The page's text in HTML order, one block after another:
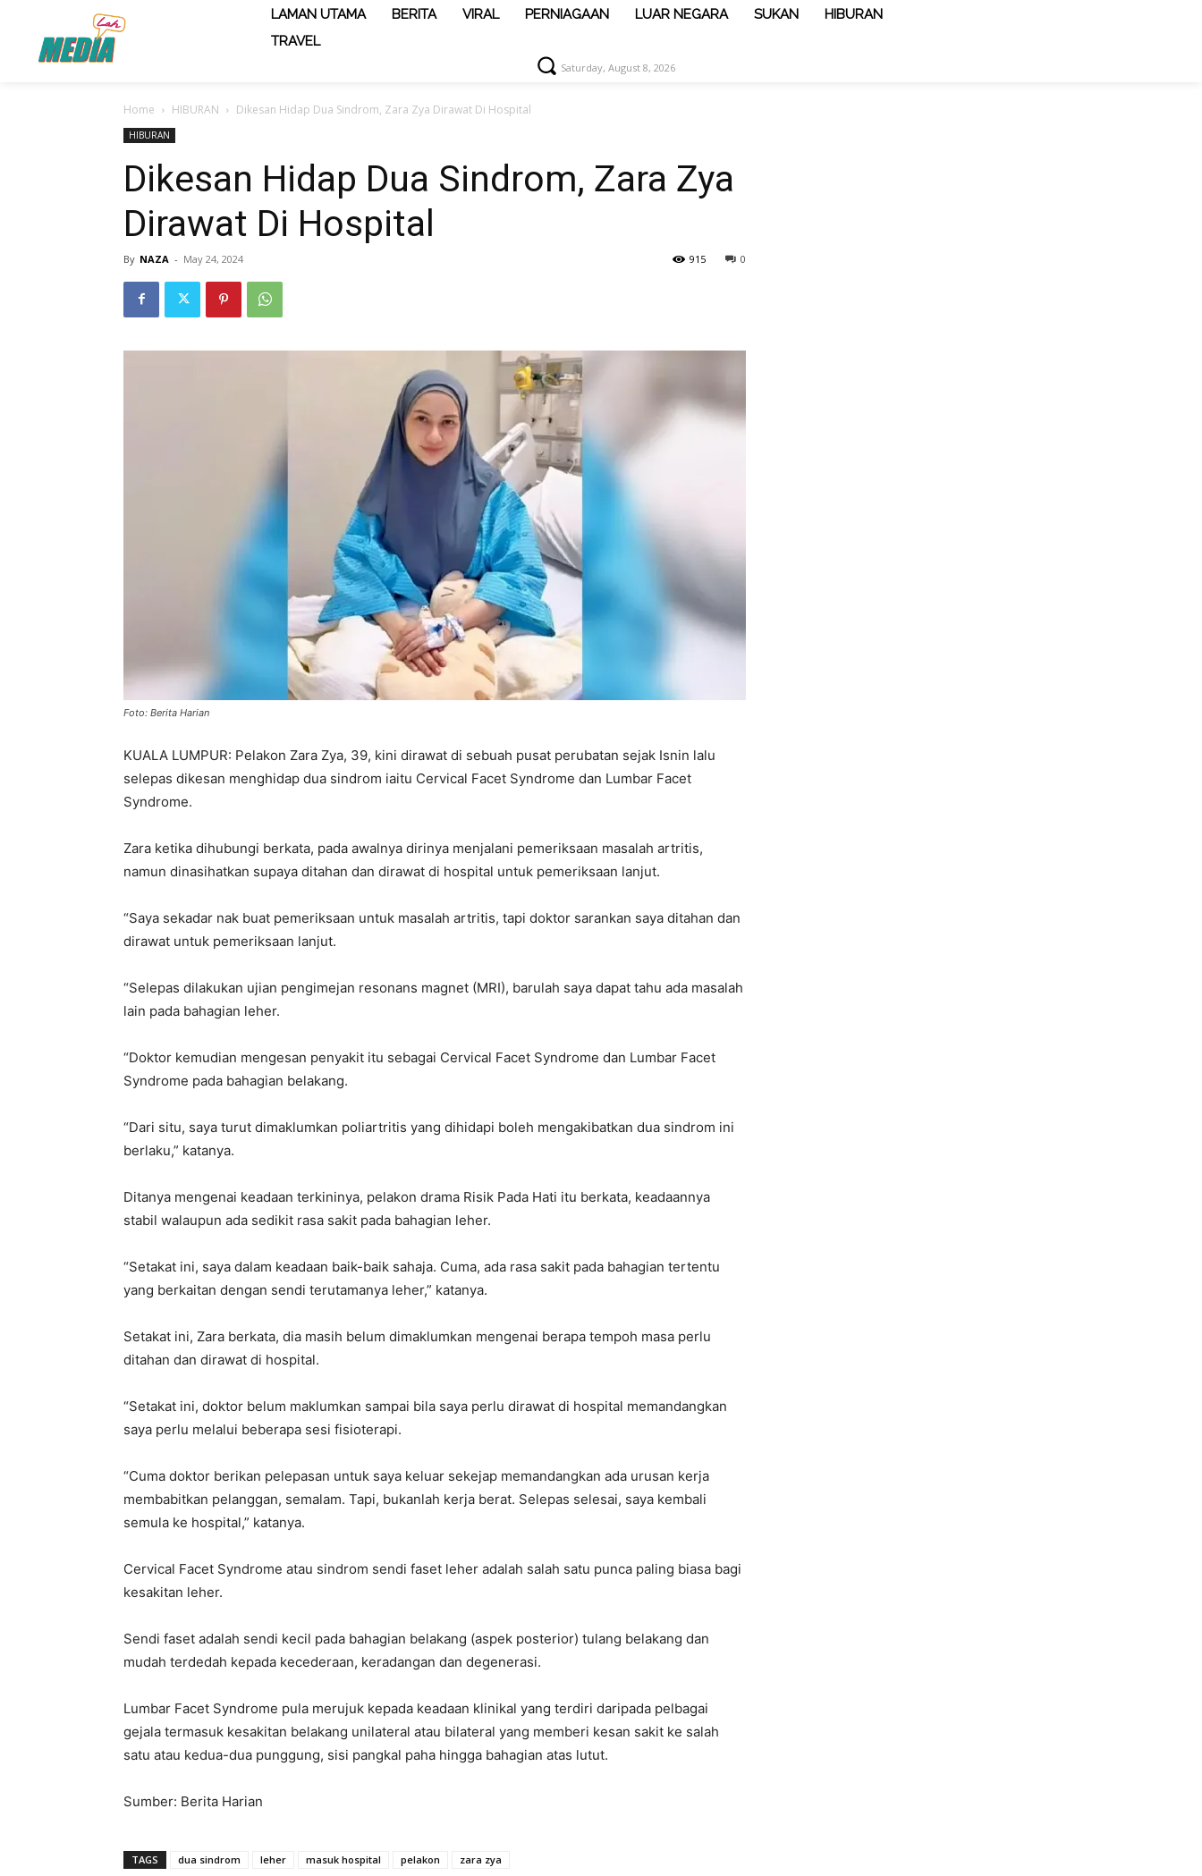
LAMAN UTAMA BERITA VIRAL PERNIAGAAN LUAR NEGARA SUKAN
HIBURAN
TRAVEL
Saturday, August 8, 2026
Home HIBURAN Dikesan Hidap Dua Sindrom, Zara Zya Dirawat Di Hospital
HIBURAN
Dikesan Hidap Dua Sindrom, Zara Zya
Dirawat Di Hospital
By NAZA - May 24, 2024 0
915
Foto: Berita Harian
KUALA LUMPUR: Pelakon Zara Zya, 39, kini dirawat di sebuah pusat perubatan sejak Isnin lalu
selepas dikesan menghidap dua sindrom iaitu Cervical Facet Syndrome dan Lumbar Facet
Syndrome.
Zara ketika dihubungi berkata, pada awalnya dirinya menjalani pemeriksaan masalah artritis,
namun dinasihatkan supaya ditahan dan dirawat di hospital untuk pemeriksaan lanjut.
“Saya sekadar nak buat pemeriksaan untuk masalah artritis, tapi doktor sarankan saya ditahan dan
dirawat untuk pemeriksaan lanjut.
“Selepas dilakukan ujian pengimejan resonans magnet (MRI), barulah saya dapat tahu ada masalah
lain pada bahagian leher.
“Doktor kemudian mengesan penyakit itu sebagai Cervical Facet Syndrome dan Lumbar Facet
Syndrome pada bahagian belakang.
“Dari situ, saya turut dimaklumkan poliartritis yang dihidapi boleh mengakibatkan dua sindrom ini
berlaku,” katanya.
Ditanya mengenai keadaan terkininya, pelakon drama Risik Pada Hati itu berkata, keadaannya
stabil walaupun ada sedikit rasa sakit pada bahagian leher.
“Setakat ini, saya dalam keadaan baik-baik sahaja. Cuma, ada rasa sakit pada bahagian tertentu
yang berkaitan dengan sendi terutamanya leher,” katanya.
Setakat ini, Zara berkata, dia masih belum dimaklumkan mengenai berapa tempoh masa perlu
ditahan dan dirawat di hospital.
“Setakat ini, doktor belum maklumkan sampai bila saya perlu dirawat di hospital memandangkan
saya perlu melalui beberapa sesi fisioterapi.
“Cuma doktor berikan pelepasan untuk saya keluar sekejap memandangkan ada urusan kerja
membabitkan pelanggan, semalam. Tapi, bukanlah kerja berat. Selepas selesai, saya kembali
semula ke hospital,” katanya.
Cervical Facet Syndrome atau sindrom sendi faset leher adalah salah satu punca paling biasa bagi
kesakitan leher.
Sendi faset adalah sendi kecil pada bahagian belakang (aspek posterior) tulang belakang dan
mudah terdedah kepada kecederaan, keradangan dan degenerasi.
Lumbar Facet Syndrome pula merujuk kepada keadaan klinikal yang terdiri daripada pelbagai
gejala termasuk kesakitan belakang unilateral atau bilateral yang memberi kesan sakit ke salah
satu atau kedua-dua punggung, sisi pangkal paha hingga bahagian atas lutut.
Sumber: Berita Harian
TAGS dua sindrom leher masuk hospital pelakon zara zya